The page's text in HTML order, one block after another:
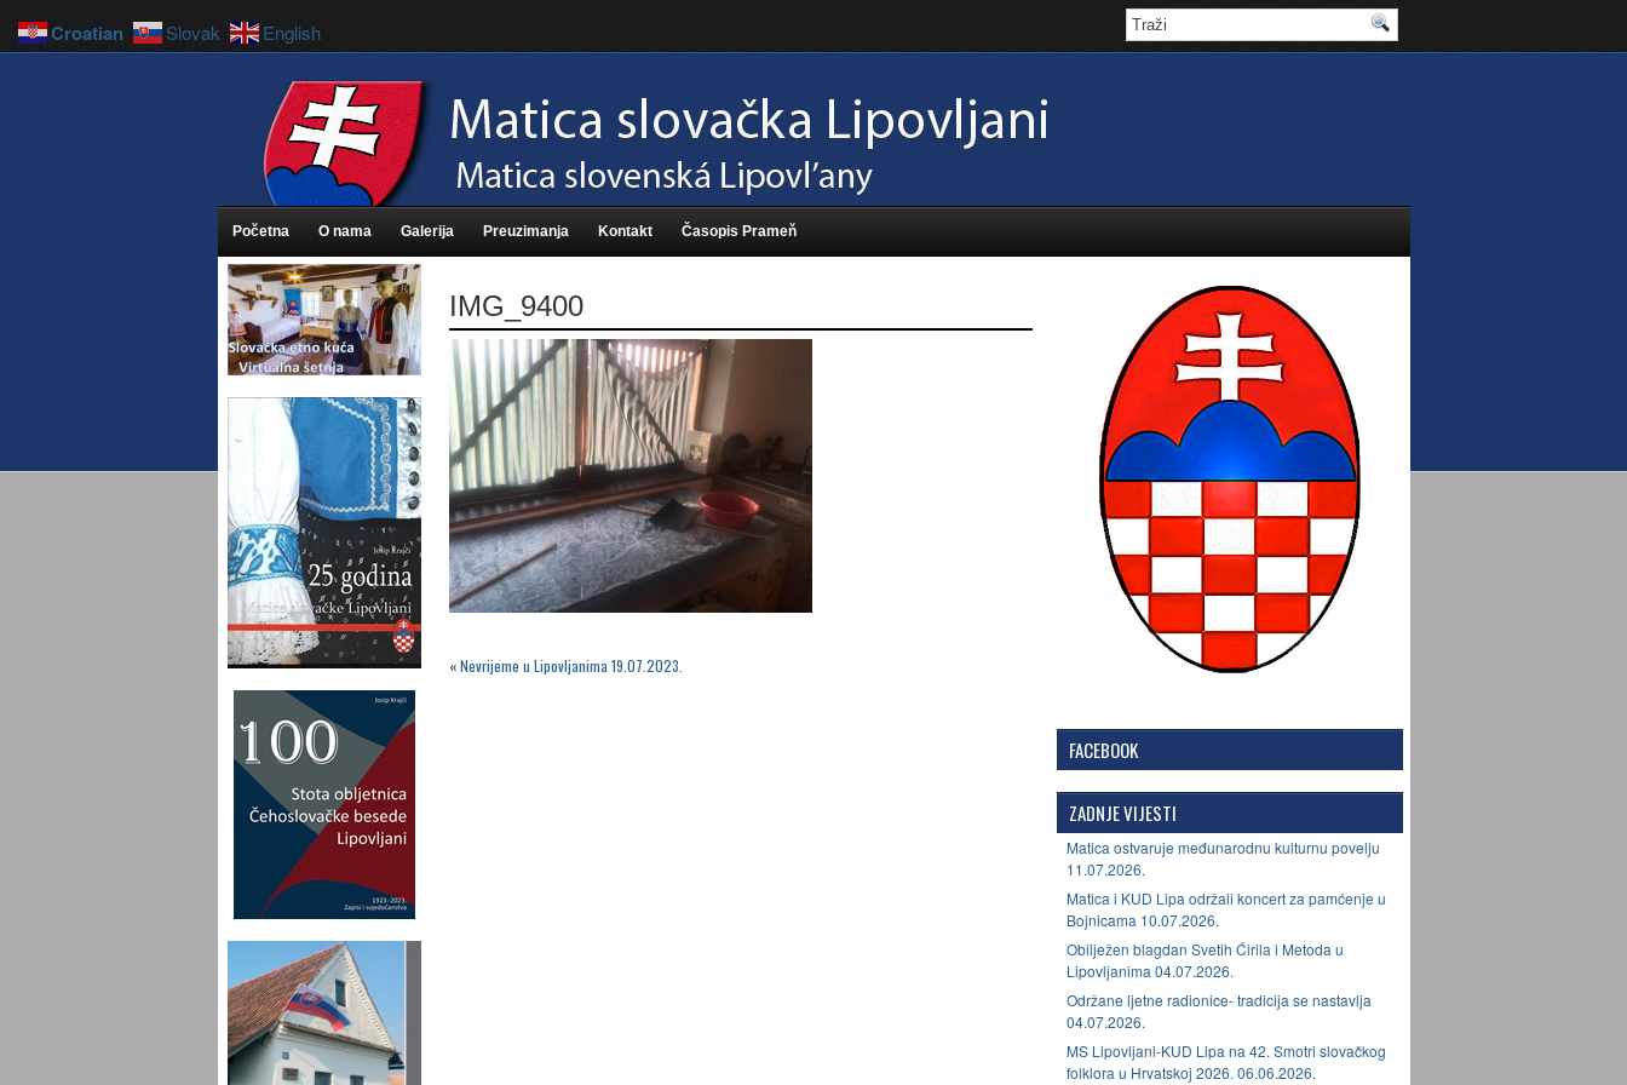
Početna O nama Galerija Preuzimanja Kontakt Časopis Prameň
IMG_9400
«Nevrijeme u Lipovljanima 19.07.2023.
FACEBOOK
ZADNJE VIJESTI
Matica ostvaruje međunarodnu kulturnu povelju
11.07.2026.
Matica i KUD Lipa održali koncert za pamćenje u
Bojnicama 10.07.2026.
Obilježen blagdan Svetih Ćirila i Metoda u
Lipovljanima 04.07.2026.
Održane ljetne radionice- tradicija se nastavlja
04.07.2026.
MS Lipovljani-KUD Lipa na 42. Smotri slovačkog
folklora u Hrvatskoj 2026. 06.06.2026.
Croatian Slovak English